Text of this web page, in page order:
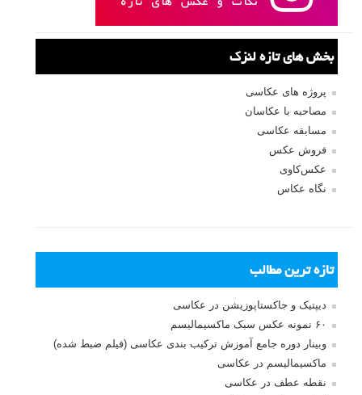
بخش های تازه لنزک
پروژه های عکاسی
مصاحبه با عکاسان
مسابقه عکاسی
فروش عکس
عکس‌کاوی
نگاه عکاس
تازه ترین مطالب
دیپتیک و جاکستا‌پوزیشن در عکاسی
۶۰ نمونه عکس سبک ماکسیمالیسم
وبینار دوره جامع آموزش ترکیب بندی عکاسی (فیلم ضبط شده)
ماکسیمالیسم در عکاسی
نقطه عطف در عکاسی